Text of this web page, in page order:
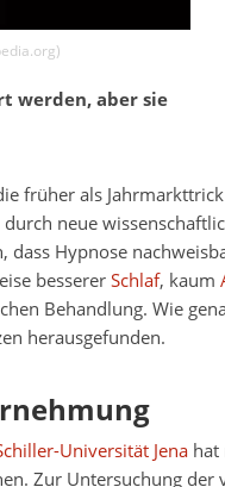
)
werden, aber sie
früher als
neue
dass Hypnose
bessererSchlaf, kaum
Behandlung. Wie
herausgefunden.
Universität Jenahat
Zur Untersuchung der